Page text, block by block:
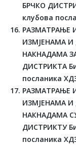
БРЧКО
клубова
РАЗМАТРАЊЕ
ИЗМЈЕНАМА
НАКНАДАМА
ДИСТРИКТА
посланика
РАЗМАТРАЊЕ
ИЗМЈЕНАМА
НАКНАДАМА
ДИСТРИКТУ
посланика